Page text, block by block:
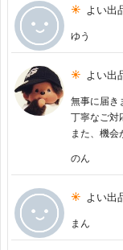
よい出
ゆう
よい出
無事に届き
丁寧なご対
また、機
のん
よい出
まん